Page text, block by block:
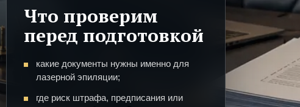
Что проверим
перед подготовкой
какие документы нужны именно для
лазерной эпиляции;
где риск штрафа, предписания или